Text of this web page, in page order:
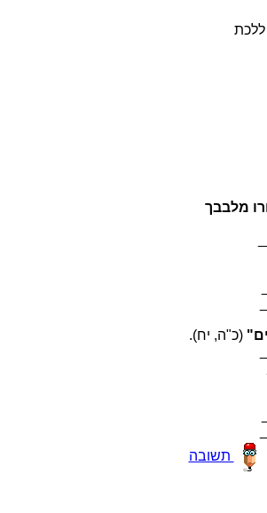
רמשה קר
.(חי ,ה"כ)
הבושת